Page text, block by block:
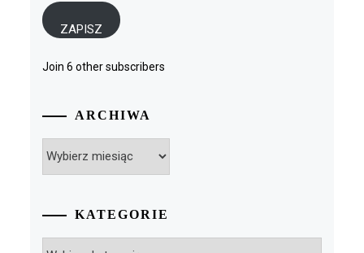
ZAPISZ
Join 6 other subscribers
ARCHIWA
KATEGORIE